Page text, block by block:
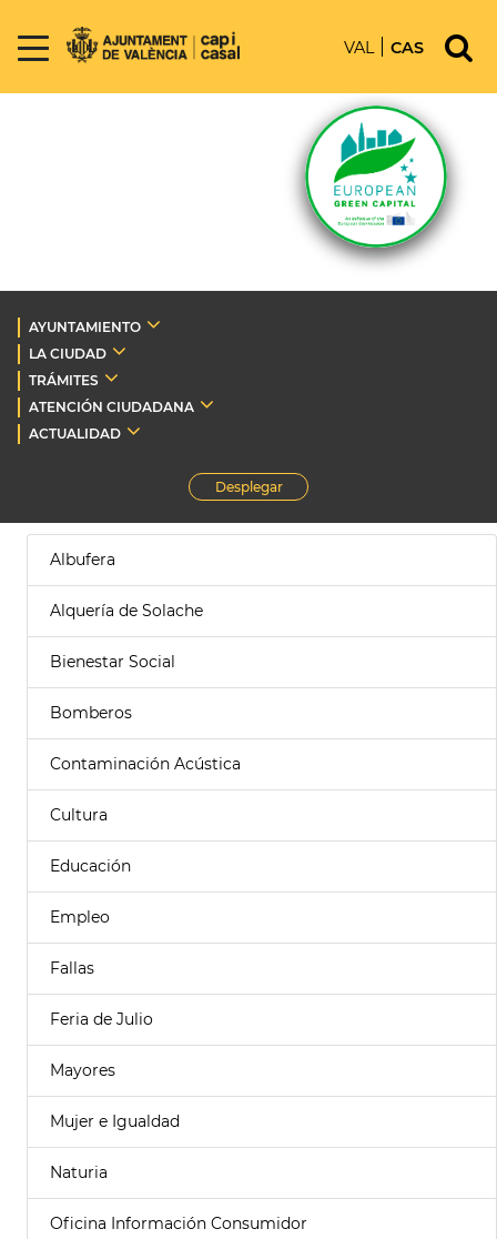
VAL CAS
AYUNTAMIENTO
LA CIUDAD
TRÁMITES
ATENCIÓN CIUDADANA
ACTUALIDAD
Desplegar
Albufera
Alquería de Solache
Bienestar Social
Bomberos
Contaminación Acústica
Cultura
Educación
Empleo
Fallas
Feria de Julio
Mayores
Mujer e Igualdad
Naturia
Oficina Información Consumidor